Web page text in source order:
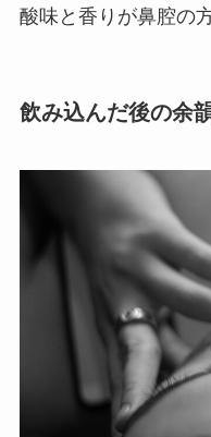
酸味と香りが鼻腔の
飲み込んだ後の余